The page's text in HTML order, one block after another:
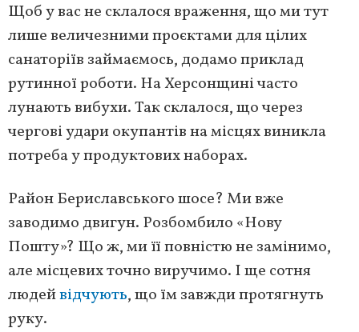
Щоб у вас не склалося враження, що ми тут
лише величезними проєктами для цілих
санаторіїв займаємось, додамо приклад
рутинної роботи. На Херсонщині часто
лунають вибухи. Так склалося, що через
чергові удари окупантів на місцях виникла
потреба у продуктових наборах.
Район Бериславського шосе? Ми вже
заводимо двигун. Розбомбило «Нову
Пошту»? Що ж, ми її повністю не замінимо,
але місцевих точно виручимо. І ще сотня
людейвідчують, що їм завжди протягнуть
руку.